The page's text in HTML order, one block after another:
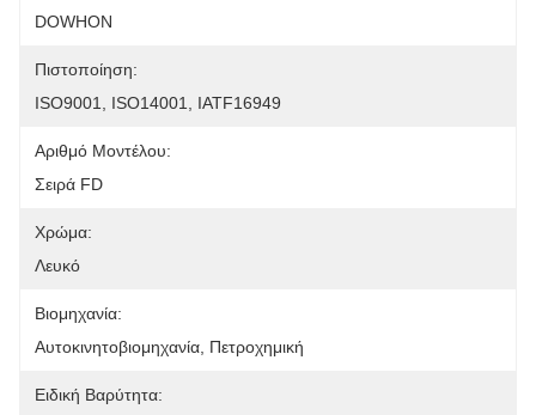
DOWHON
Πιστοποίηση:
ISO9001, ISO14001, IATF16949
Αριθμό Μοντέλου:
Σειρά FD
Χρώμα:
Λευκό
Βιομηχανία:
Αυτοκινητοβιομηχανία, Πετροχημική
Ειδική Βαρύτητα: